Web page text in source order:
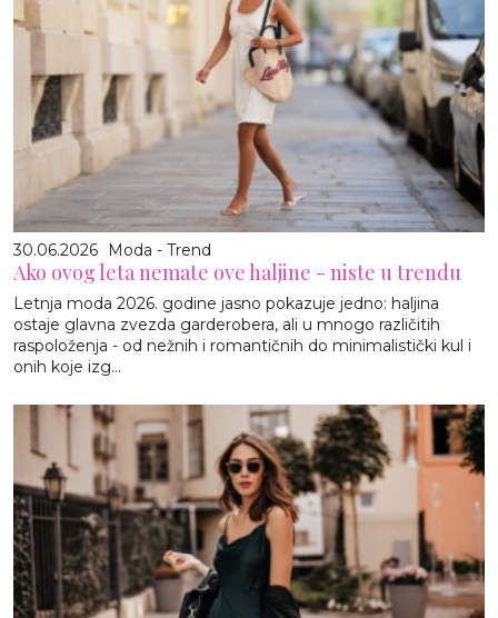
30.06.2026 Moda - Trend
Ako ovog leta nemate ove haljine - niste u trendu
Letnja moda 2026. godine jasno pokazuje jedno: haljina
ostaje glavna zvezda garderobera, ali u mnogo različitih
raspoloženja - od nežnih i romantičnih do minimalistički kul i
onih koje izg...